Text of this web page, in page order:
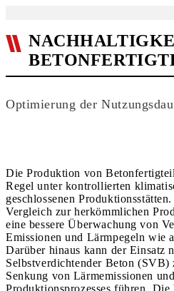
Optimierung der
Die Produktion von
Regel unter kontrollierten
geschlossenen
Vergleich zur herkömmlichen
eine bessere Überwachung von
Emissionen und Lärmpegeln wie
Darüber hinaus kann der Einsatz
Selbstver­dichtender Beton (SVB)
Senkung von Lärmemissionen
Produktionsprozesses führen. Die